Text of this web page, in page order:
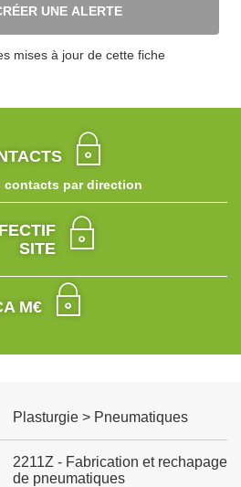
UNE ALERTE
mises à jour de cette fiche
contacts par direction
SITE
M€
Plasturgie > Pneumatiques
2211Z - Fabrication et rechapage
de pneumatiques